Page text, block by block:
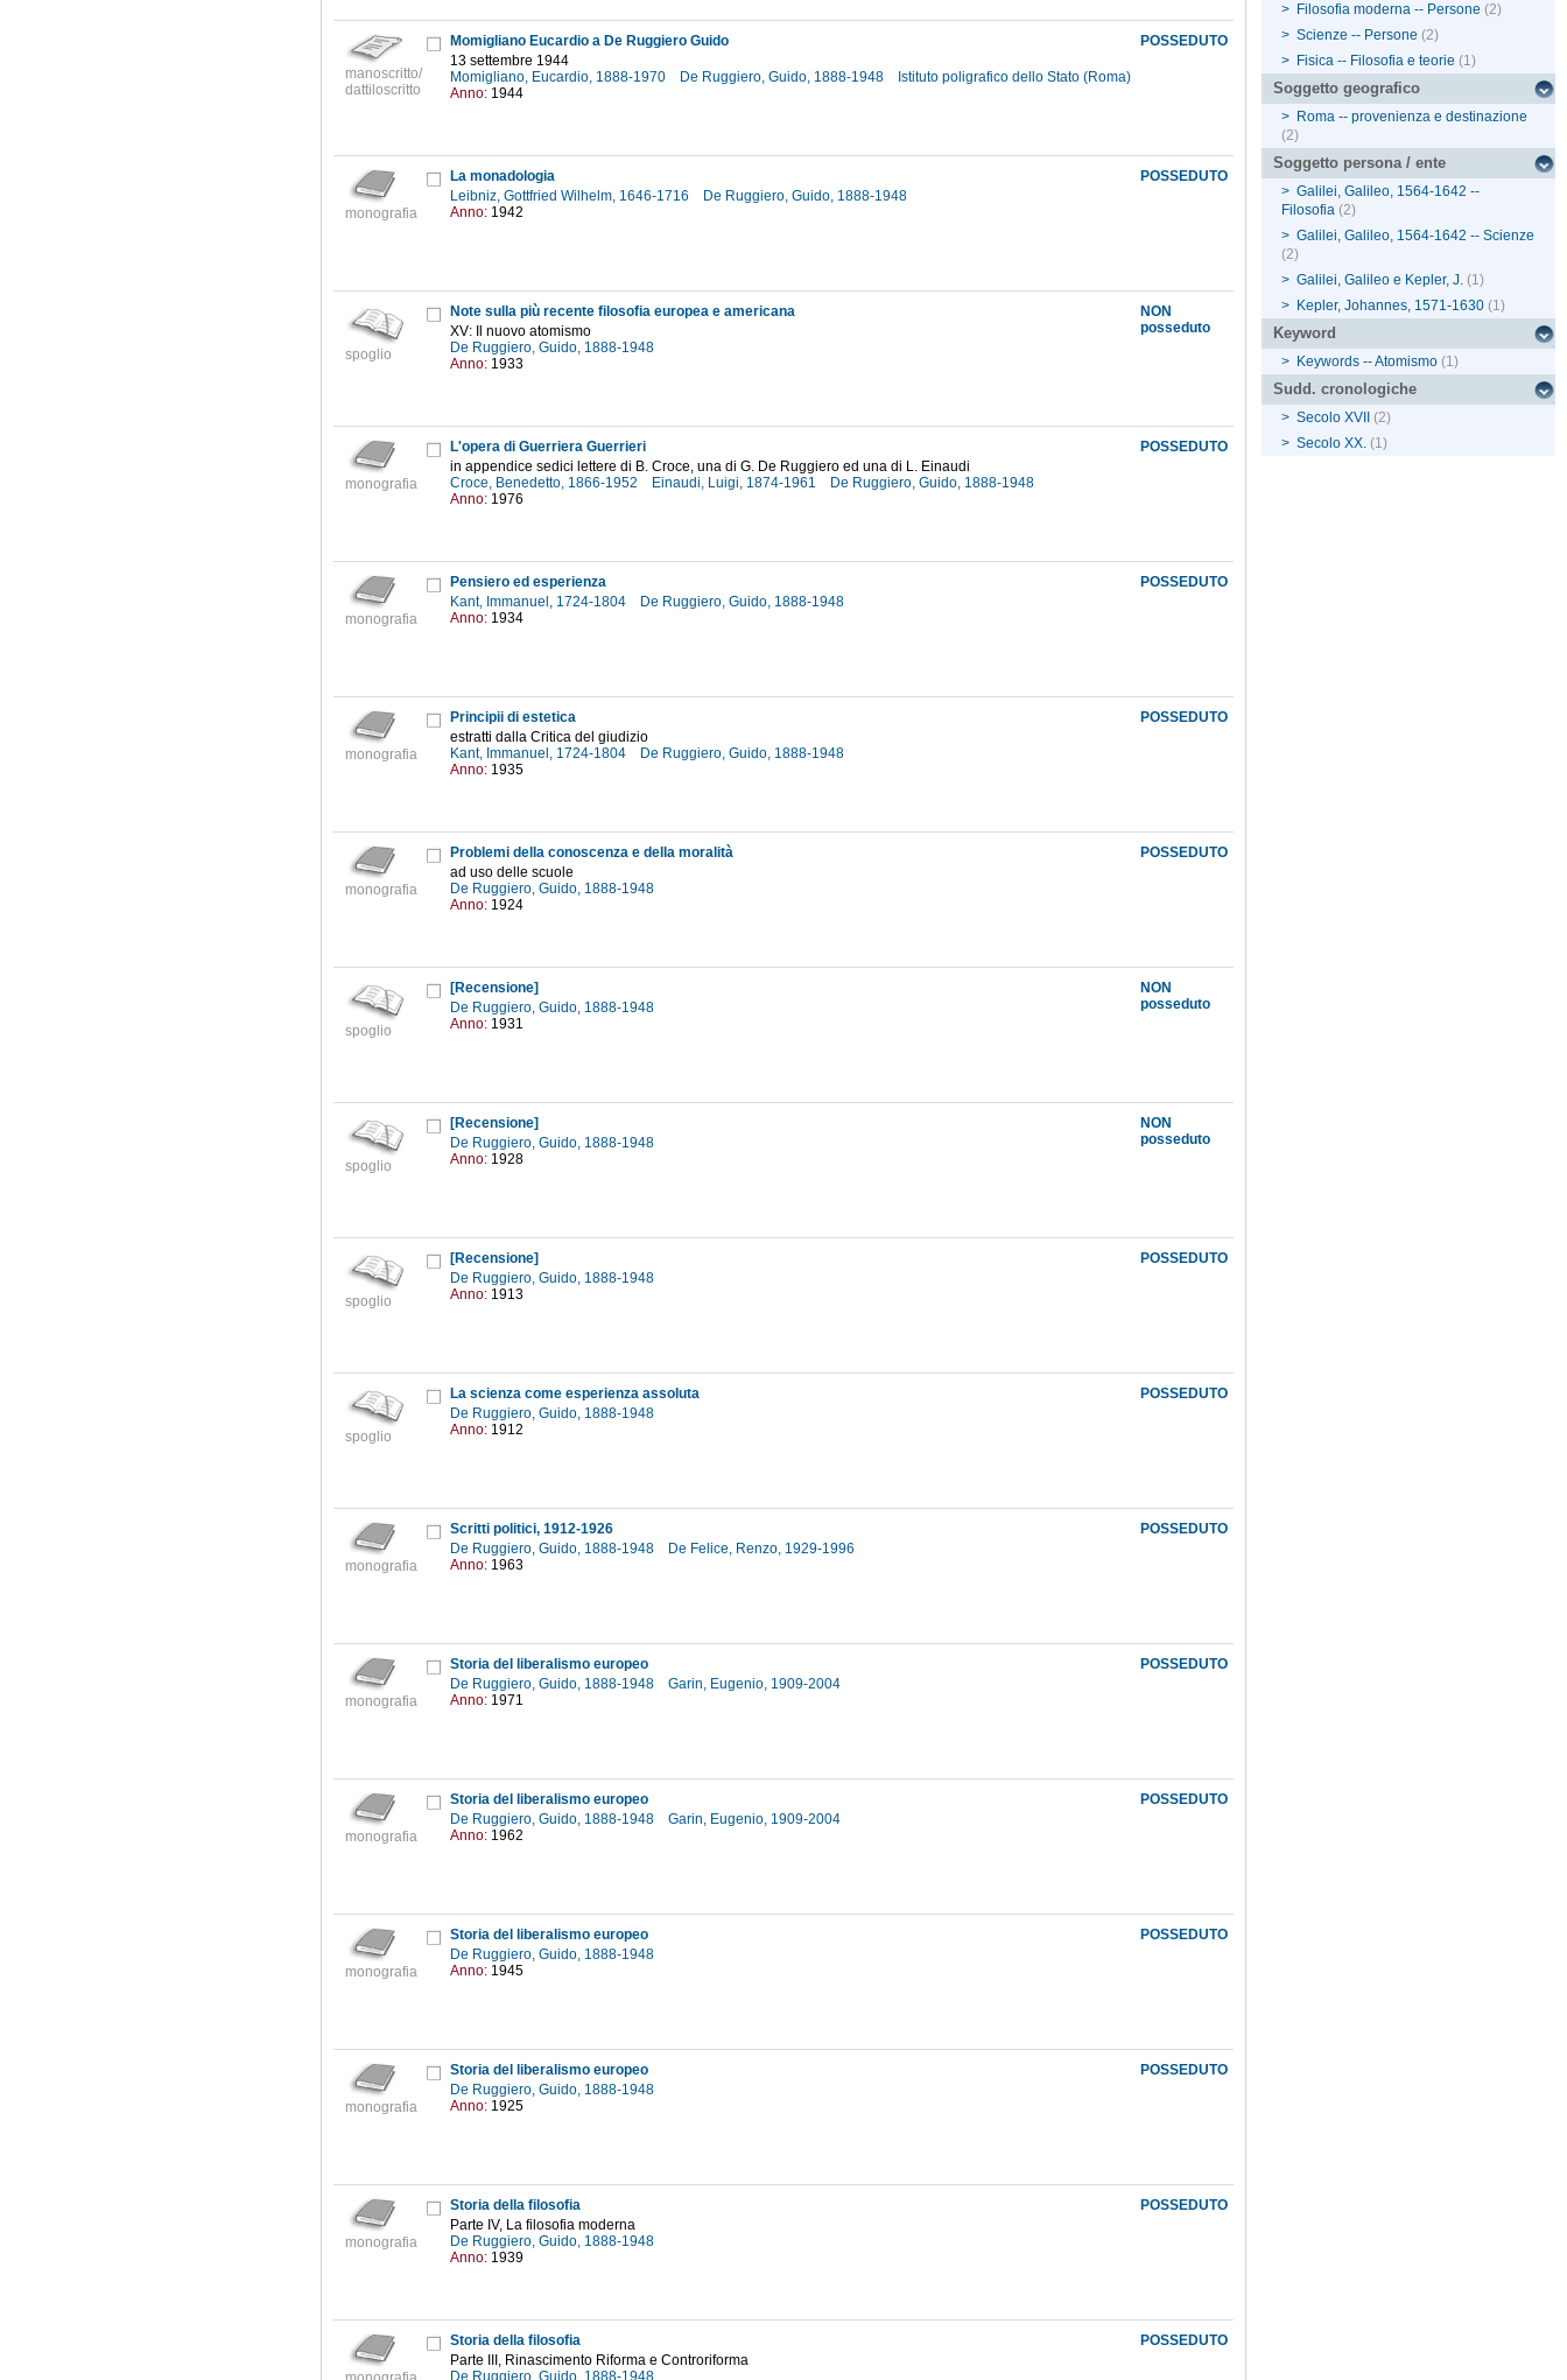
manoscritto/
dattiloscritto
POSSEDUTO
Momigliano Eucardio a De Ruggiero Guido
13 settembre 1944
Momigliano, Eucardio, 1888-1970
De Ruggiero, Guido, 1888-1948
Istituto poligrafico dello Stato (Roma)
Anno: 1944
monografia
POSSEDUTO
La monadologia
Leibniz, Gottfried Wilhelm, 1646-1716
De Ruggiero, Guido, 1888-1948
Anno: 1942
spoglio
NON
posseduto
Note sulla più recente filosofia europea e americana
XV: Il nuovo atomismo
De Ruggiero, Guido, 1888-1948
Anno: 1933
monografia
POSSEDUTO
L'opera di Guerriera Guerrieri
in appendice sedici lettere di B. Croce, una di G. De Ruggiero ed una di L. Einaudi
Croce, Benedetto, 1866-1952
Einaudi, Luigi, 1874-1961
De Ruggiero, Guido, 1888-1948
Anno: 1976
monografia
POSSEDUTO
Pensiero ed esperienza
Kant, Immanuel, 1724-1804
De Ruggiero, Guido, 1888-1948
Anno: 1934
monografia
POSSEDUTO
Principii di estetica
estratti dalla Critica del giudizio
Kant, Immanuel, 1724-1804
De Ruggiero, Guido, 1888-1948
Anno: 1935
monografia
POSSEDUTO
Problemi della conoscenza e della moralità
ad uso delle scuole
De Ruggiero, Guido, 1888-1948
Anno: 1924
spoglio
NON
posseduto
[Recensione]
De Ruggiero, Guido, 1888-1948
Anno: 1931
spoglio
NON
posseduto
[Recensione]
De Ruggiero, Guido, 1888-1948
Anno: 1928
spoglio
POSSEDUTO
[Recensione]
De Ruggiero, Guido, 1888-1948
Anno: 1913
spoglio
POSSEDUTO
La scienza come esperienza assoluta
De Ruggiero, Guido, 1888-1948
Anno: 1912
monografia
POSSEDUTO
Scritti politici, 1912-1926
De Ruggiero, Guido, 1888-1948
De Felice, Renzo, 1929-1996
Anno: 1963
monografia
POSSEDUTO
Storia del liberalismo europeo
De Ruggiero, Guido, 1888-1948
Garin, Eugenio, 1909-2004
Anno: 1971
monografia
POSSEDUTO
Storia del liberalismo europeo
De Ruggiero, Guido, 1888-1948
Garin, Eugenio, 1909-2004
Anno: 1962
monografia
POSSEDUTO
Storia del liberalismo europeo
De Ruggiero, Guido, 1888-1948
Anno: 1945
monografia
POSSEDUTO
Storia del liberalismo europeo
De Ruggiero, Guido, 1888-1948
Anno: 1925
monografia
POSSEDUTO
Storia della filosofia
Parte IV, La filosofia moderna
De Ruggiero, Guido, 1888-1948
Anno: 1939
POSSEDUTO
Storia della filosofia
Parte III, Rinascimento Riforma e Controriforma
> Filosofia moderna -- Persone (2)
> Scienze -- Persone (2)
> Fisica -- Filosofia e teorie (1)
Soggetto geografico
> Roma -- provenienza e destinazione
(2)
Soggetto persona / ente
> Galilei, Galileo, 1564-1642 --
Filosofia (2)
> Galilei, Galileo, 1564-1642 -- Scienze
(2)
> Galilei, Galileo e Kepler, J. (1)
> Kepler, Johannes, 1571-1630 (1)
Keyword
> Keywords -- Atomismo (1)
Sudd. cronologiche
> Secolo XVII
(2)
> Secolo XX. (1)